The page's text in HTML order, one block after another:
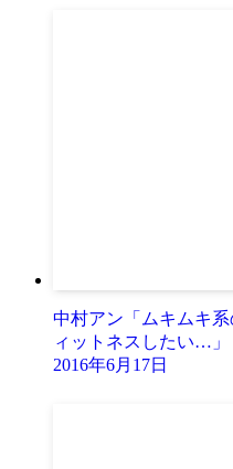
中村アン「ムキムキ
ィットネスしたい…」
2016年6月17日